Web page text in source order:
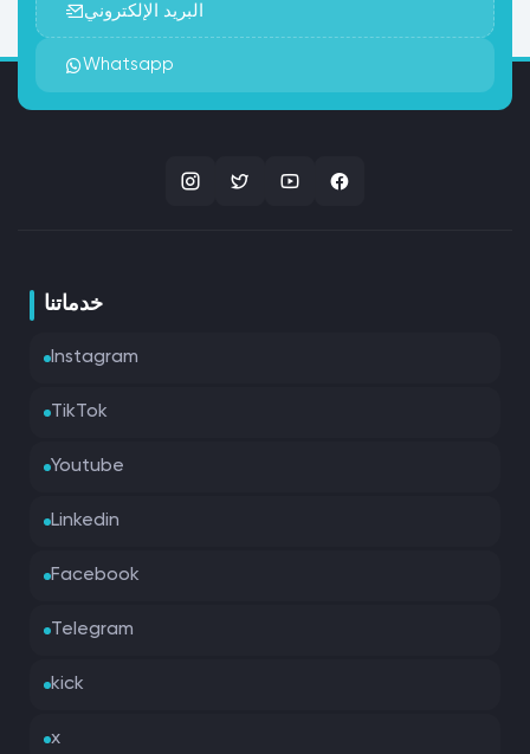
البريد الإلكتروني
Whatsapp
خدماتنا
Instagram
TikTok
Youtube
Linkedin
Facebook
Telegram
kick
x